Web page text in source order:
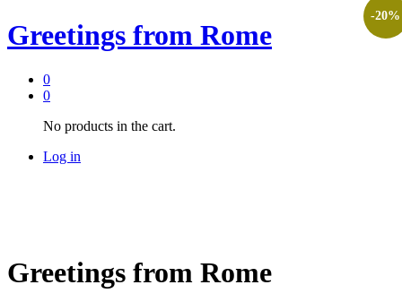
Greetings from Rome
0
0
No products in the cart.
Log in
Greetings from Rome
-20%